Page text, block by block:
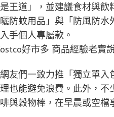
王道」，並建議食材與
防蚊用品」與「防風防
手個人專屬款。
好市多 商品經驗老實
友們一致力推「獨立單
也能避免浪費。此外，
與穀物棒，在早晨或空檔